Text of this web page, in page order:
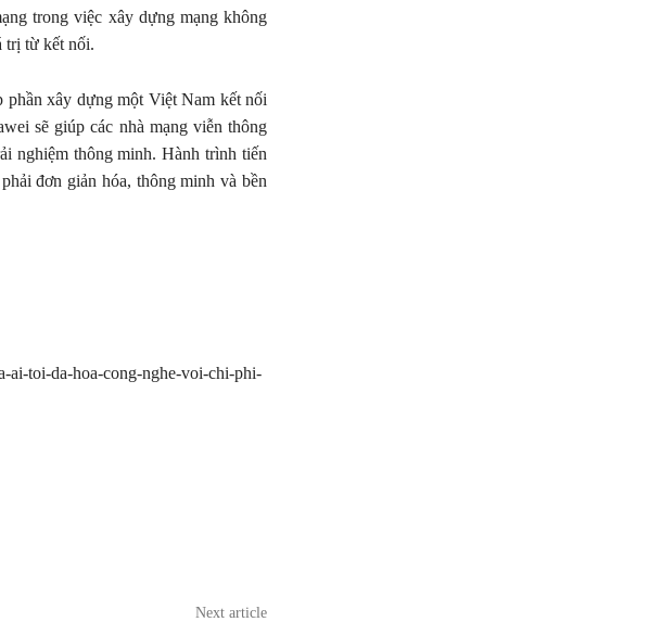
trong việc xây dựng mạng không
trị từ kết nối.
xây dựng một Việt Nam kết nối
sẽ giúp các nhà mạng viễn thông
nghiệm thông minh. Hành trình tiến
đơn giản hóa, thông minh và bền
ai-toi-da-hoa-cong-nghe-voi-chi-phi-
Next article